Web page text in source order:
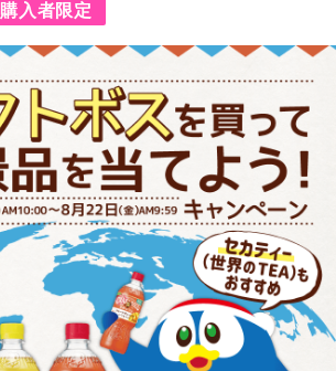
購入者限定